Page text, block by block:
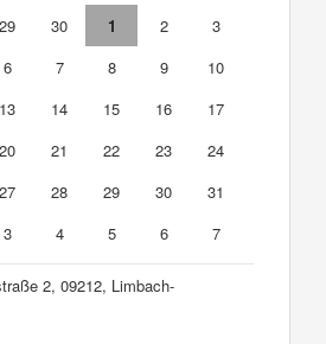
29 30 1 2
3
6 7 8 9
10
13 14 15 16
17
20 21 22 23
24
27 28 29 30
31
3 4 5 6 7
2, 09212, Limbach-